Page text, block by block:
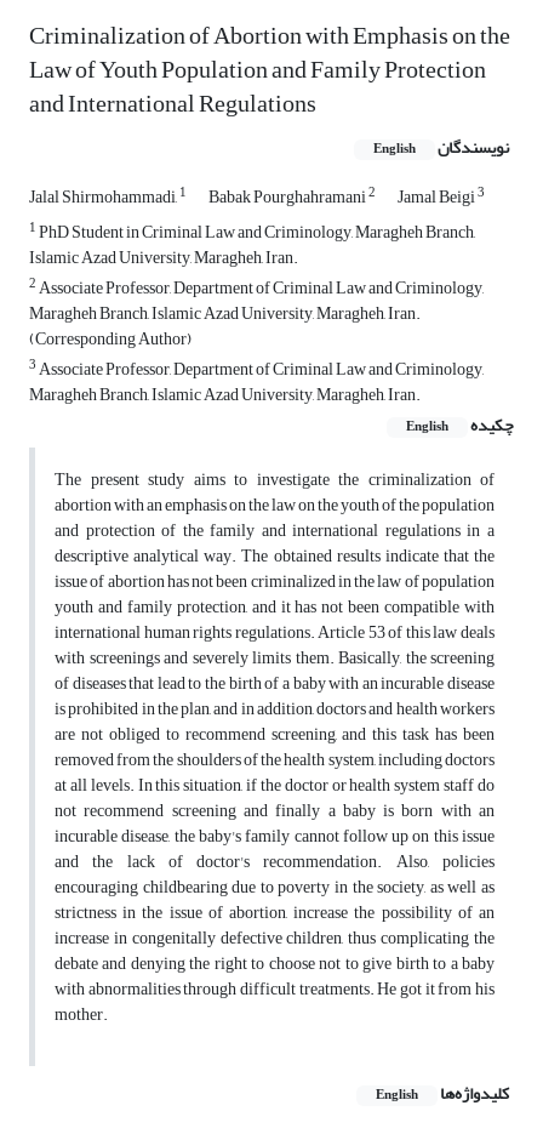
Criminalization of Abortion with Emphasis on the
Law of Youth Population and Family Protection
and International Regulations
نویسندگان English
Jalal Shirmohammadi,1 Babak Pourghahramani2 Jamal Beigi3
1PhD Student in Criminal Law and Criminology, Maragheh Branch,
Islamic Azad University, Maragheh, Iran.
2Associate Professor, Department of Criminal Law and Criminology,
Maragheh Branch, Islamic Azad University, Maragheh, Iran.
(Corresponding Author)
3Associate Professor, Department of Criminal Law and Criminology,
Maragheh Branch, Islamic Azad University, Maragheh, Iran.
چکیده
English
The present study aims to investigate the criminalization of
abortion with an emphasis on the law on the youth of the population
and protection of the family and international regulations in a
descriptive analytical way. The obtained results indicate that the
issue of abortion has not been criminalized in the law of population
youth and family protection, and it has not been compatible with
international human rights regulations. Article 53 of this law deals
with screenings and severely limits them. Basically, the screening
of diseases that lead to the birth of a baby with an incurable disease
is prohibited in the plan, and in addition, doctors and health workers
are not obliged to recommend screening, and this task has been
removed from the shoulders of the health system, including doctors
at all levels. In this situation, if the doctor or health system staff do
not recommend screening and finally a baby is born with an
incurable disease, the baby's family cannot follow up on this issue
and the lack of doctor's recommendation. Also, policies
encouraging childbearing due to poverty in the society, as well as
strictness in the issue of abortion, increase the possibility of an
increase in congenitally defective children, thus complicating the
debate and denying the right to choose not to give birth to a baby
with abnormalities through difficult treatments. He got it from his
mother.
کلیدواژه‌ها English